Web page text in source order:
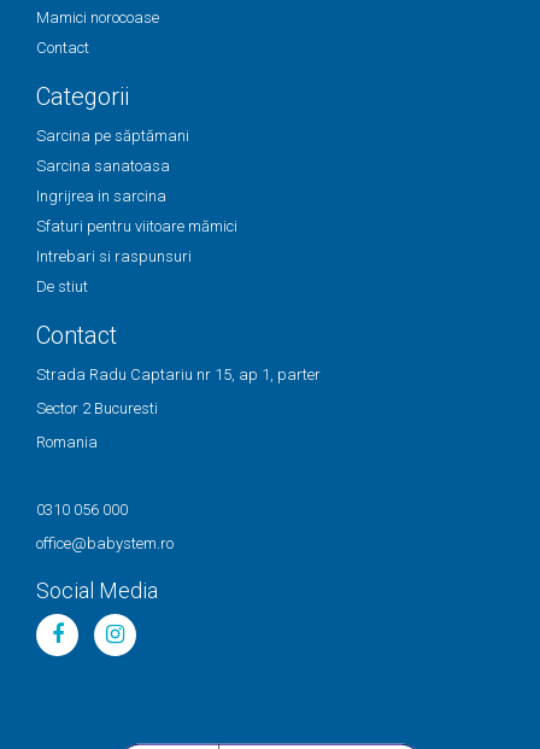
Mamici norocoase
Contact
Categorii
Sarcina pe săptămani
Sarcina sanatoasa
Ingrijrea in sarcina
Sfaturi pentru viitoare mămici
Intrebari si raspunsuri
De stiut
Contact
Strada Radu Captariu nr 15, ap 1, parter
Sector 2 Bucuresti
Romania
0310 056 000
office@babystem.ro
Social Media